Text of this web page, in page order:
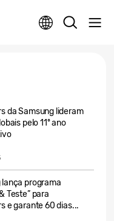
da Samsung lideram
pelo 11º ano
lança programa
Teste” para
e garante 60 dias...